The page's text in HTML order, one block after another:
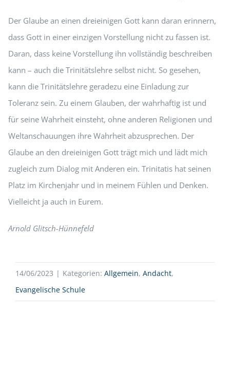
Der Glaube an einen dreieinigen Gott kann daran erinnern,
dass Gott in einer einzigen Vorstellung nicht zu fassen ist.
Daran, dass keine Vorstellung ihn vollständig beschreiben
kann – auch die Trinitätslehre selbst nicht. So gesehen,
kann die Trinitätslehre geradezu eine Einladung zur
Toleranz sein. Zu einem Glauben, der wahrhaftig ist und
für seine Wahrheit einsteht, ohne anderen Religionen und
Weltanschauungen ihre Wahrheit abzusprechen. Der
Glaube an den dreieinigen Gott trägt mich und lädt mich
zugleich zum Dialog mit Anderen ein. Trinitatis hat seinen
Platz im Kirchenjahr und in meinem Fühlen und Denken.
Vielleicht ja auch in Eurem.
Arnold Glitsch-Hünnefeld
14/06/2023 | Kategorien: Allgemein, Andacht,
Evangelische Schule